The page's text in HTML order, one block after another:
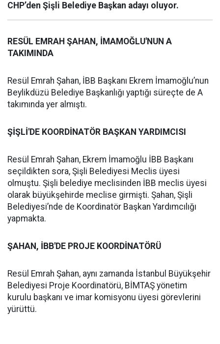
CHP’den Şişli Belediye Başkan adayı oluyor.
RESÜL EMRAH ŞAHAN, İMAMOĞLU'NUN A
TAKIMINDA
Resül Emrah Şahan, İBB Başkanı Ekrem İmamoğlu’nun
Beylikdüzü Belediye Başkanlığı yaptığı süreçte de A
takımında yer almıştı.
ŞİŞLİ'DE KOORDİNATÖR BAŞKAN YARDIMCISI
Resül Emrah Şahan, Ekrem İmamoğlu İBB Başkanı
seçildikten sora, Şişli Belediyesi Meclis üyesi
olmuştu. Şişli belediye meclisinden İBB meclis üyesi
olarak büyükşehirde meclise girmişti. Şahan, Şişli
Belediyesi’nde de Koordinatör Başkan Yardımcılığı
yapmakta.
ŞAHAN, İBB'DE PROJE KOORDİNATÖRÜ
Resül Emrah Şahan, aynı zamanda İstanbul Büyükşehir
Belediyesi Proje Koordinatörü, BİMTAŞ yönetim
kurulu başkanı ve imar komisyonu üyesi görevlerini
yürüttü.